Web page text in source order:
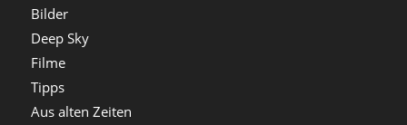
Bilder
Deep Sky
Filme
Tipps
Aus alten Zeiten